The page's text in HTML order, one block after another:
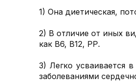
1) Она диетическая,
2) В отличие от иных
как В6, В12, РР.
3) Легко усваивается
заболеваниями